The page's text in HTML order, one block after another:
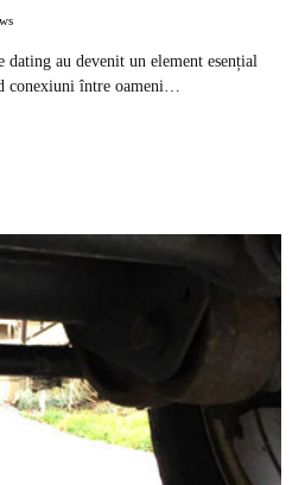
au devenit un element esențial
conexiuni între oameni…